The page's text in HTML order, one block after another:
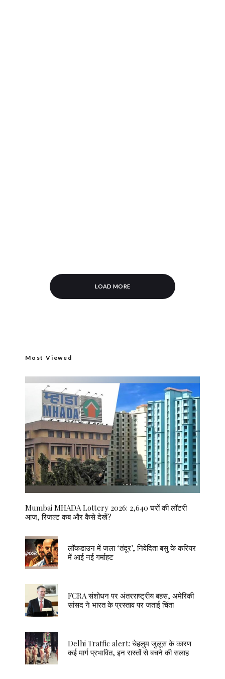
LOAD MORE
Most Viewed
Mumbai MHADA Lottery 2026: 2,640 घरों की लॉटरी
आज, रिजल्ट कब और कैसे देखें?
लॉकडाउन में जला ‘तंदूर’, निवेदिता बसु के करियर
में आई नई गर्माहट
FCRA संशोधन पर अंतरराष्ट्रीय बहस, अमेरिकी
सांसद ने भारत के प्रस्ताव पर जताई चिंता
Delhi Traffic alert: चेहलुम जुलूस के कारण
कई मार्ग प्रभावित, इन रास्तों से बचने की सलाह